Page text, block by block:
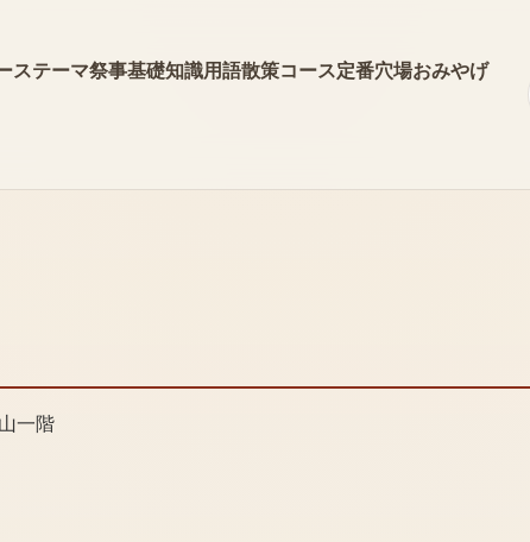
ステーマ祭事基礎知識用語散策コース定番穴場おみやげ
一階